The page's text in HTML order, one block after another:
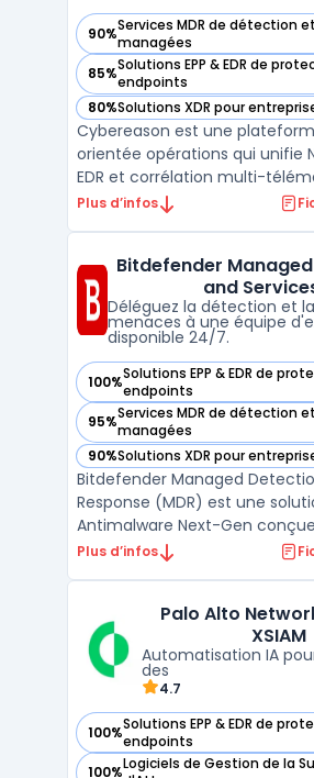
90%Services MDR de détection
managées
— voir Cybereason dans cette
85%Solutions EPP & EDR de
endpoints
— voir Cybereason dans cette
80%Solutions XDR pour
— voir Cybereason dans cette
Cybereason est une
orientée opérations qui unifie
EDR et corrélation multi-
sécurité endpoint. L’agent
remédiation. L’approche
vise à réduire ...
Plus d’infos
Bitdefender
and
Déléguez la détection et
menaces à une équipe
disponible 24/7.
100%Solutions EPP & EDR de
endpoints
— voir Bitdefender Managed
95%Services MDR de détection
managées
— voir Bitdefender Managed
90%Solutions XDR pour
— voir Bitdefender Managed
Bitdefender Managed
Response (MDR) est une
Antimalware Next-Gen
une prévention et une
Bitdefender, intégrant un EDR
une protection renforcée. Ell ...
Plus d’infos
Palo Alto
XSIAM
Automatisation IA
des
4.7
100%Solutions EPP & EDR de
endpoints
— voir Palo Alto Networks Cortex
100%Logiciels de Gestion de la